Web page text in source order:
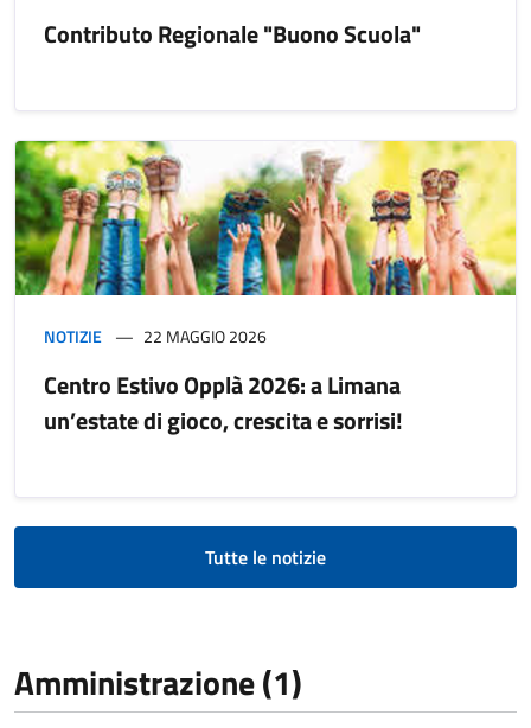
Contributo Regionale "Buono Scuola"
NOTIZIE 22 MAGGIO 2026
Centro Estivo Opplà 2026: a Limana
un’estate di gioco, crescita e sorrisi!
Tutte le notizie
Amministrazione (1)